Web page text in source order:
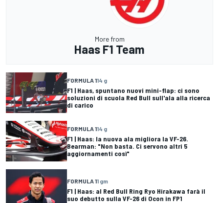
More from
Haas F1 Team
FORMULA 114 g
F1 | Haas, spuntano nuovi mini-flap: ci sono
soluzioni di scuola Red Bull sull'ala alla ricerca
di carico
FORMULA 114 g
F1 | Haas: la nuova ala migliora la VF-26.
Bearman: "Non basta. Ci servono altri 5
aggiornamenti così"
FORMULA 11 gm
F1 | Haas: al Red Bull Ring Ryo Hirakawa farà il
suo debutto sulla VF-26 di Ocon in FP1